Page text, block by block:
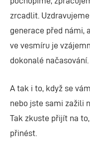
zrcadlit.
generace před námi,
ve vesmíru je
dokonalé načasování.
A tak i to, když se
nebo jste sami zažili
Tak zkuste přijít na
přinést.